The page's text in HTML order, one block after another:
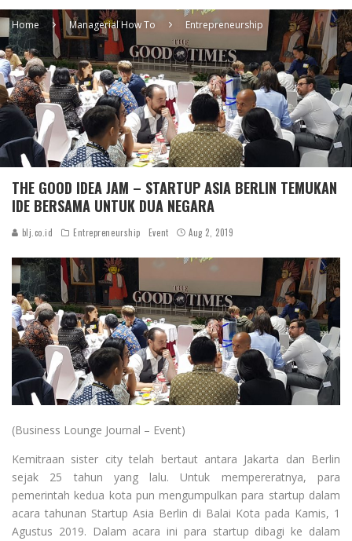
Home Managerial How To Entrepreneurship
THE GOOD IDEA JAM – STARTUP ASIA BERLIN TEMUKAN
IDE BERSAMA UNTUK DUA NEGARA
blj.co.id Entrepreneurship Event Aug 2, 2019
(Business Lounge Journal – Event)
Kemitraan sister city telah bertaut antara Jakarta dan Berlin
sejak 25 tahun yang lalu. Untuk mempereratnya, para
pemerintah kedua kota pun mengumpulkan para startup dalam
acara tahunan Startup Asia Berlin di Balai Kota pada Kamis, 1
Agustus 2019. Dalam acara ini para startup dibagi ke dalam